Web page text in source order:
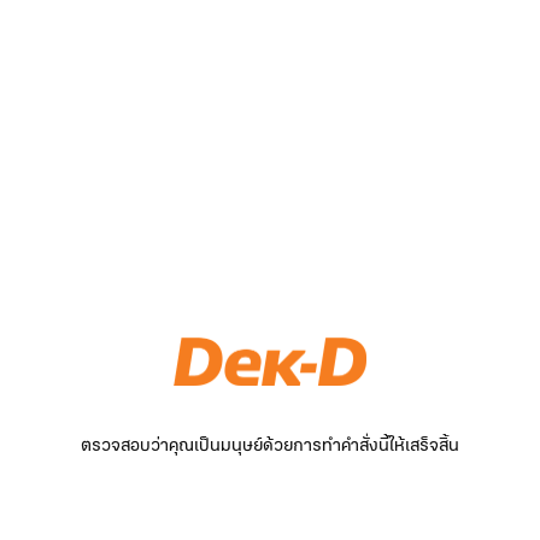
ตรวจสอบว่าคุณเป็นมนุษย์ด้วยการทำคำสั่งนี้ให้เสร็จสิ้น